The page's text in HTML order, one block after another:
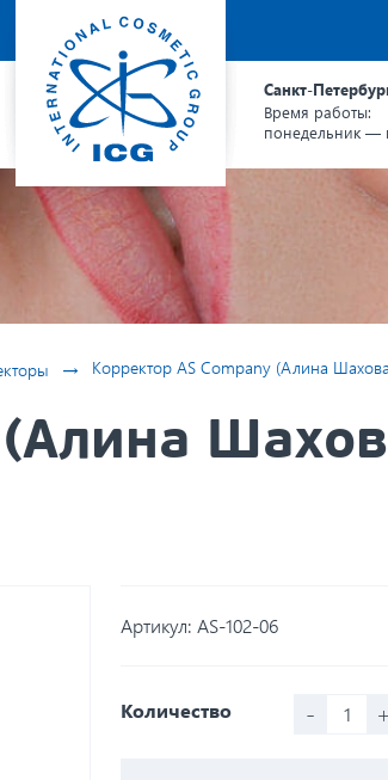
Санкт-
Время работы:
понедельник —
→ Корректор AS Company (Алина
Артикул: AS-102-06
Количество - +